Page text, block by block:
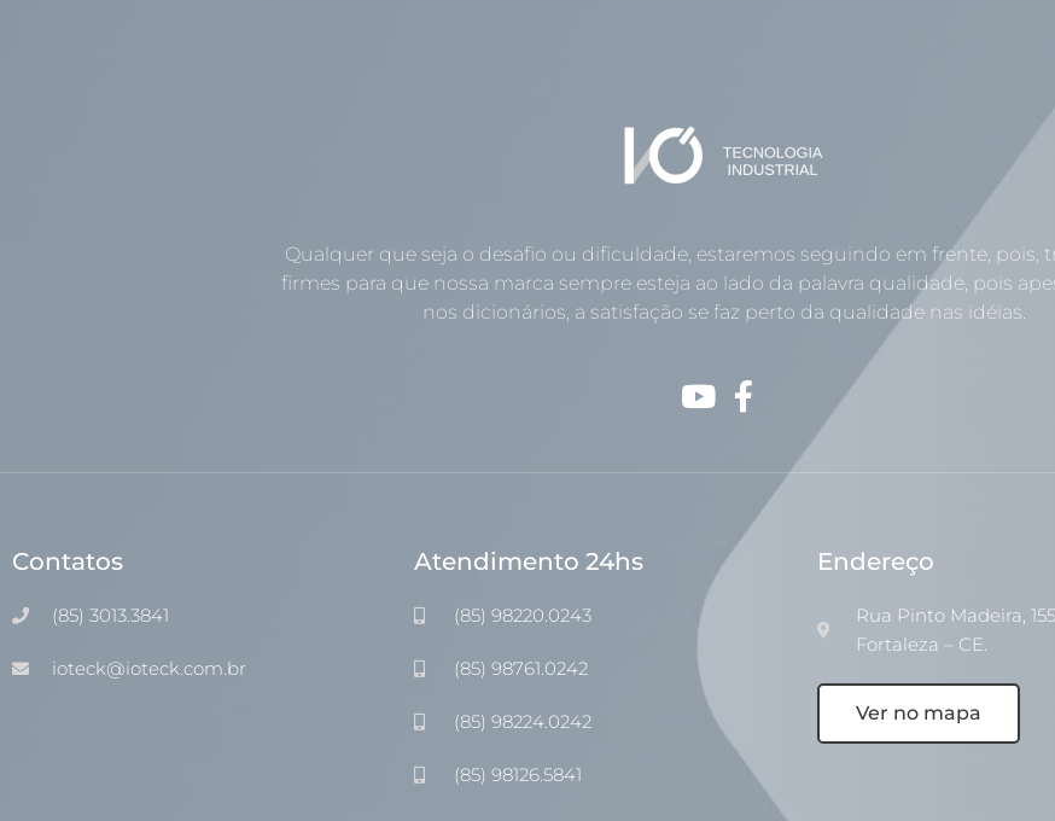
Qualquer que seja o desafio ou dificuldade, estaremos seguindo em frente, pois,
firmes para que nossa marca sempre esteja ao lado da palavra qualidade, pois
nos dicionários, a satisfação se faz perto da qualidade nas idéias.
Contatos
(85) 3013.3841
ioteck@ioteck.com.br
Atendimento 24hs
(85) 98220.0243
(85) 98761.0242
(85) 98224.0242
(85) 98126.5841
Endereço
Rua Pinto Madeira,
Fortaleza – CE.
Ver no mapa